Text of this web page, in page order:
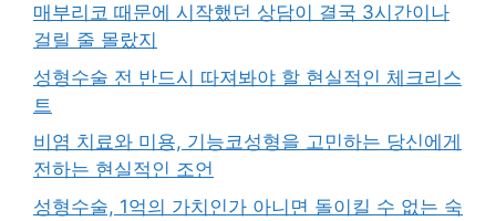
매부리코 때문에 시작했던 상담이 결국 3시간이나
걸릴 줄 몰랐지
성형수술 전 반드시 따져봐야 할 현실적인 체크리스
트
비염 치료와 미용, 기능코성형을 고민하는 당신에게
전하는 현실적인 조언
성형수술, 1억의 가치인가 아니면 돌이킬 수 없는 숙